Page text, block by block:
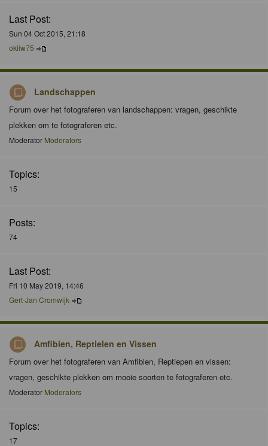
Last Post:
Sun 04 Oct 2015, 21:18
okliw75
Landschappen
Forum over het fotograferen van landschappen: vragen, geschikte
plekken om te fotograferen etc.
Moderator Moderators
Topics:
15
Posts:
74
Last Post:
Fri 10 May 2019, 14:46
Gert-Jan Cromwijk
Amfibien, Reptielen en Vissen
Forum over het fotograferen van Amfibien, Reptiepen en vissen:
vragen, geschikte plekken om mooie soorten te fotograferen etc.
Moderator Moderators
Topics:
17